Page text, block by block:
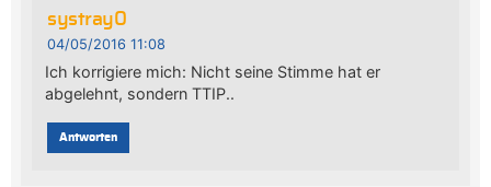
systray0
04/05/2016 11:08
Ich korrigiere mich: Nicht seine Stimme hat er
abgelehnt, sondern TTIP..
Antworten